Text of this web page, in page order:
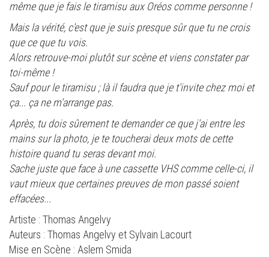
même que je fais le tiramisu aux Oréos comme personne !
Mais la vérité, c'est que je suis presque sûr que tu ne crois
que ce que tu vois.
Alors retrouve-moi plutôt sur scène et viens constater par
toi-même !
Sauf pour le tiramisu ; là il faudra que je t'invite chez moi et
ça... ça ne m'arrange pas.
Après, tu dois sûrement te demander ce que j'ai entre les
mains sur la photo, je te toucherai deux mots de cette
histoire quand tu seras devant moi.
Sache juste que face à une cassette VHS comme celle-ci, il
vaut mieux que certaines preuves de mon passé soient
effacées...
Artiste : Thomas Angelvy
Auteurs : Thomas Angelvy et Sylvain Lacourt
Mise en Scène : Aslem Smida